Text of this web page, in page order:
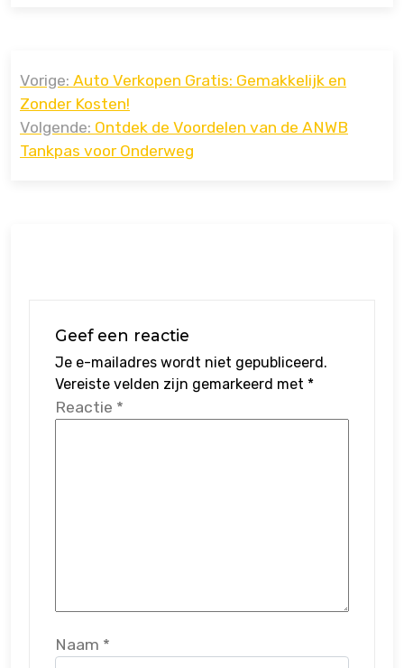
navigatie
Vorige: Auto Verkopen Gratis: Gemakkelijk en
Zonder Kosten!
Volgende: Ontdek de Voordelen van de ANWB
Tankpas voor Onderweg
Geef een reactie
Je e-mailadres wordt niet gepubliceerd.
Vereiste velden zijn gemarkeerd met *
Reactie *
Naam *